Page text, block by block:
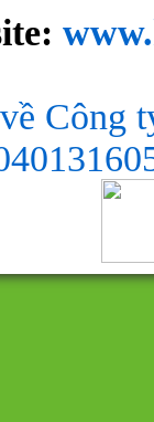
Công